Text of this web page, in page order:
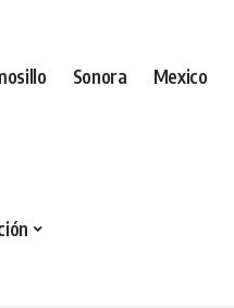
Sonora Mexico